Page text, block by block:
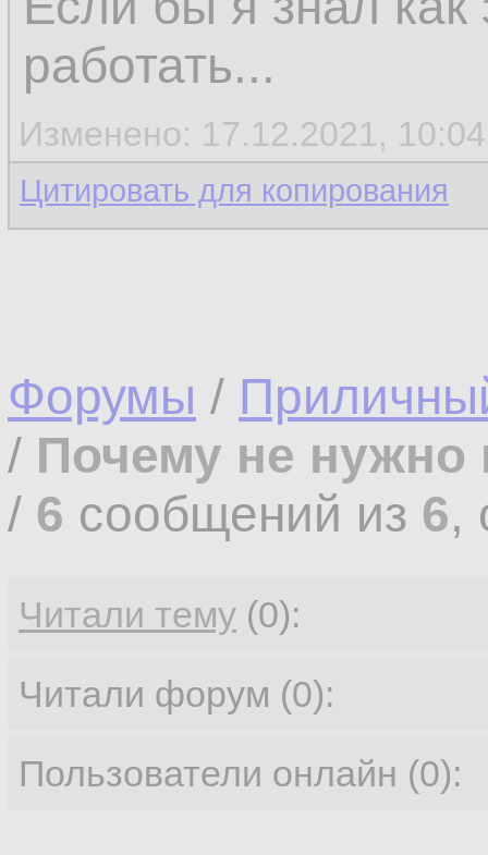
работать...
Изменено: 17.12.2021,
Цитировать для копирования
Форумы /
/ Почему не нужно
/ 6 сообщений из 6,
Читали тему (0):
Читали форум (0):
Пользователи онлайн (0):